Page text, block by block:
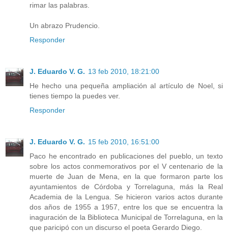
rimar las palabras.
Un abrazo Prudencio.
Responder
J. Eduardo V. G. 13 feb 2010, 18:21:00
He hecho una pequeña ampliación al artículo de Noel, si
tienes tiempo la puedes ver.
Responder
J. Eduardo V. G. 15 feb 2010, 16:51:00
Paco he encontrado en publicaciones del pueblo, un texto
sobre los actos conmemorativos por el V centenario de la
muerte de Juan de Mena, en la que formaron parte los
ayuntamientos de Córdoba y Torrelaguna, más la Real
Academia de la Lengua. Se hicieron varios actos durante
dos años de 1955 a 1957, entre los que se encuentra la
inaguración de la Biblioteca Municipal de Torrelaguna, en la
que paricipó con un discurso el poeta Gerardo Diego.